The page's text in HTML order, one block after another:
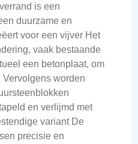
is een
duurzame en
voor een vijver Het
vaak bestaande
een betonplaat, om
worden
en verlijmd met
variant De
precisie en